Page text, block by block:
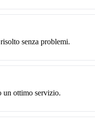
senza problemi.
un ottimo servizio.